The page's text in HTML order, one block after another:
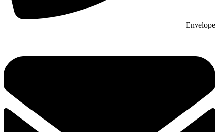
Envelope